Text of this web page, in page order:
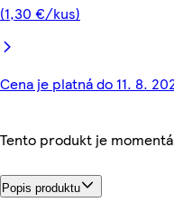
(1,30 €/kus)
Cena je platná do 11. 8.
Tento produkt je
Popis produktu